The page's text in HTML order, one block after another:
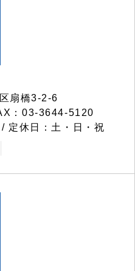
扇橋3-2-6
：03-3644-5120
定休日：土・日・祝